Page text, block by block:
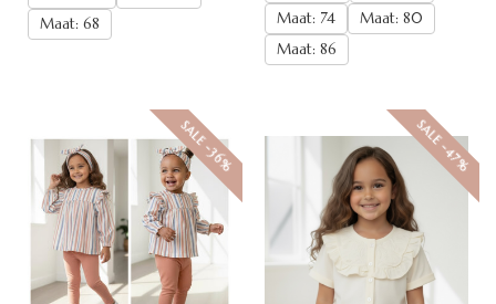
Maat: 68
Maat: 74
Maat: 80
Maat: 86
SALE -36% SALE -47%